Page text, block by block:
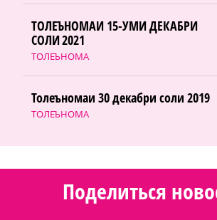
ТОЛЕЪНОМА
ТОЛЕЪНОМАИ 15-УМИ ДЕКАБРИ
СОЛИ 2021
ТОЛЕЪНОМА
Толеъномаи 30 декабри соли 2019
Поделиться